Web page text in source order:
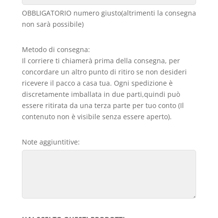
OBBLIGATORIO numero giusto(altrimenti la consegna
non sarà possibile)
Metodo di consegna:
Il corriere ti chiamerà prima della consegna, per
concordare un altro punto di ritiro se non desideri
ricevere il pacco a casa tua. Ogni spedizione è
discretamente imballata in due parti,quindi può
essere ritirata da una terza parte per tuo conto (Il
contenuto non è visibile senza essere aperto).
Note aggiuntitive: